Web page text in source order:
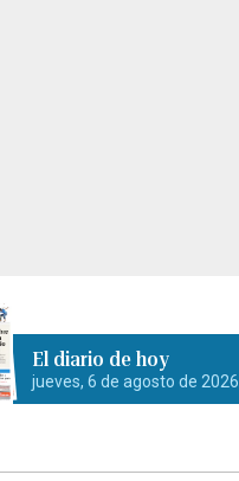
El diario de hoy
jueves, 6 de agosto de 2026